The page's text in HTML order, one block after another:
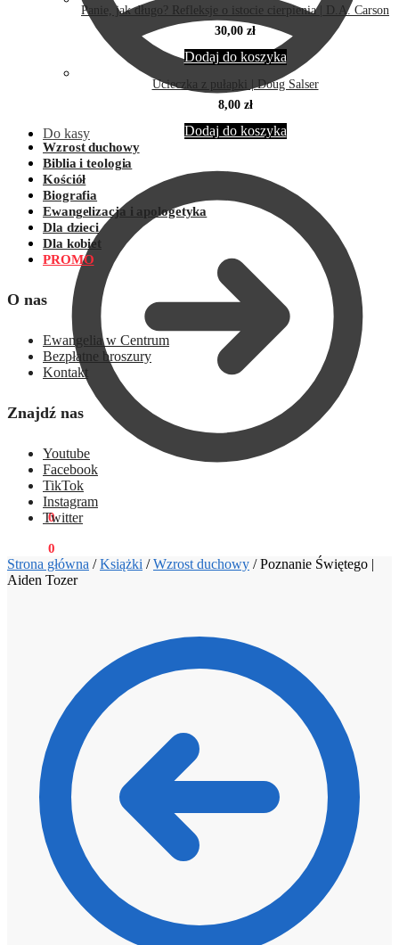
Do kasy
0,00 zł 0
Panie, jak długo? Refleksje o istocie cierpienia | D.A. Carson
30,00 zł
Dodaj do koszyka
Ucieczka z pułapki | Doug Salser
8,00 zł
Dodaj do koszyka
Wzrost duchowy
Biblia i teologia
Kościół
Biografia
Ewangelizacja i apologetyka
Dla dzieci
Dla kobiet
PROMO
O nas
Ewangelia w Centrum
Bezpłatne broszury
Kontakt
Znajdź nas
Youtube
Facebook
TikTok
Instagram
Twitter
0
Strona główna /Książki /Wzrost duchowy /Poznanie Świętego |
Aiden Tozer